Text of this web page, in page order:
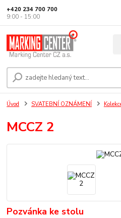
+420 234 700 700
9:00 - 15:00
Úvod SVATEBNÍ OZNÁMENÍ
MCCZ 2
Pozvánka ke stolu